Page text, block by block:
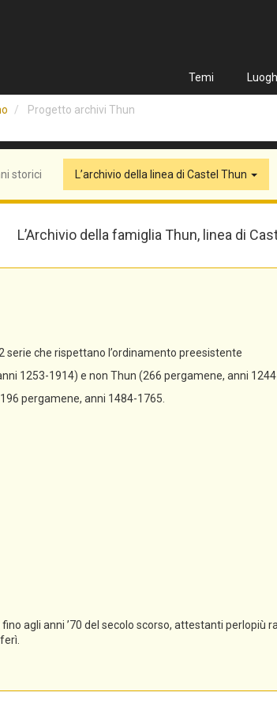
Temi
Progetto archivi Thun
storici L’archivio della linea di Castel Thun
L’Archivio della famiglia Thun, linea di
che rispettano l’ordinamento preesistente
1253-1914) e non Thun (266 pergamene, anni
pergamene, anni 1484-1765.
agli anni ’70 del secolo scorso, attestanti perlopiù